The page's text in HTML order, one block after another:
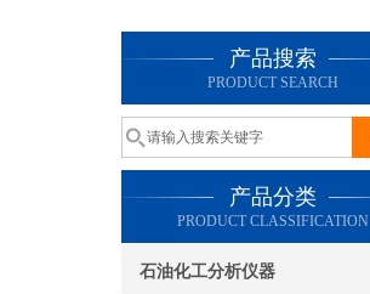
产品搜索
PRODUCT SEARCH
产品分类
PRODUCT CLASSIFICATION
石油化工分析仪器